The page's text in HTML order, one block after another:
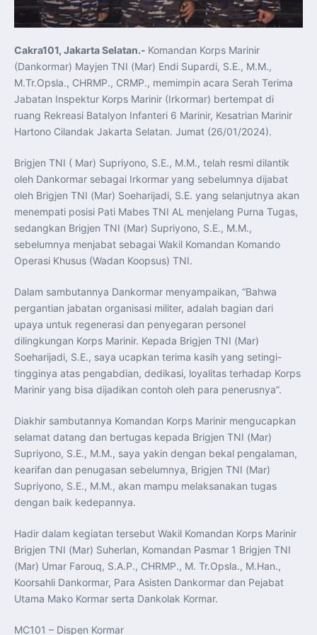
Koordinasi Jaga Stabilitas Keuangan dan Kepercayaan
Pasar
Presiden Prabowo Perkuat Sinergi Perguruan Tinggi dan
KASAL dan Panglima Armada Pasifik Rusia Resmi Buka
Latma ORRUDA 2026
T-50i Golden Eagle TNI AU Meriahkan Pitch Black Mindil
Beach Flying Display 2026
Indonesia dan Turki Sepakati Joint Action Plan 2026–
2027, Perkuat Pasar Kerja Inklusif hingga Transformasi
Balai Vokasi
TNI AU Tingkatkan Kemampuan Personel melalui
Pelatihan Signal Radio untuk Misi Pertahanan Udara dan
Radar
untuk Perkuat Daya Saing Industri Dalam Negeri
Mentan Amran Pacu Produksi Gula Nasional, Target
Swasembada Gula Putih Dua Tahun dan Tembus 3 Juta
Menlu Sugiono Tekankan Inovasi sebagai Kunci
Penguatan Kerja Sama Konkret ASEAN Plus Three
Latma ORRUDA 2026 di Vladivostok Perkuat Diplomasi
Maritim TNI AL dan Rusia
Latihan DACT di Exercise Pitch Black 2026 Tingkatkan
Kesiapan Tempur Penerbang TNI AU
Menlu Sugiono: “Kekuatan Ekonomi ASEAN-RRT Harus
Jaga Stabilitas Kawasan dan Dorong Pertumbuhan
Ekonomi
Presiden Prabowo Terima Direktur FBI, Indonesia dan AS
Perkuat Kerja Sama Repatriasi Artefak Budaya
Menteri PKP dan Ketua DEN Perkuat Kolaborasi
Teknologi, Data, dan Pembiayaan Demi Percepatan
Program 3 Juta Rumah
Pendaftaran MagangHub Angkatan II Batch 1 Dibuka
hingga 28 Juli 2026, Kesempatan Raih Pengalaman Kerja
dan Sertifikasi Kompetensi
KASAU Bekali 154 Perwira Remaja AAU 2026, Tekankan
Menlu Sugiono Dorong Kemitraan ASEAN–Inggris yang
Lebih Erat Hadapi Tantangan Global
Indonesia Dorong ASEAN dan Uni Eropa Perkuat
Stabilitas Global melalui Kemitraan Strategis
Menlu RI Dorong Kemitraan Ekonomi ASEAN–Korea
Selatan untuk Perkuat Ketahanan Kawasan
Kemitraan ASEAN–Kanada Perkuat Ketahanan Ekonomi,
Pangan, dan Energi Kawasan
ASEAN dan India Perkuat Ketahanan Kawasan lewat
Stabilitas dan Dukung Pertumbuhan Ekonomi
Kepala BGN Sudaryono Tegaskan Komitmen Perkuat
Transparansi dan Akuntabilitas Program Makan Bergizi
Gratis
Cakra101, Jakarta Selatan.- Komandan Korps Marinir
(Dankormar) Mayjen TNI (Mar) Endi Supardi, S.E., M.M.,
M.Tr.Opsla., CHRMP., CRMP., memimpin acara Serah Terima
Jabatan Inspektur Korps Marinir (Irkormar) bertempat di
ruang Rekreasi Batalyon Infanteri 6 Marinir, Kesatrian Marinir
Hartono Cilandak Jakarta Selatan. Jumat (26/01/2024).
Brigjen TNI ( Mar) Supriyono, S.E., M.M., telah resmi dilantik
oleh Dankormar sebagai Irkormar yang sebelumnya dijabat
oleh Brigjen TNI (Mar) Soeharijadi, S.E. yang selanjutnya akan
menempati posisi Pati Mabes TNI AL menjelang Purna Tugas,
sedangkan Brigjen TNI (Mar) Supriyono, S.E., M.M.,
sebelumnya menjabat sebagai Wakil Komandan Komando
Operasi Khusus (Wadan Koopsus) TNI.
Dalam sambutannya Dankormar menyampaikan, “Bahwa
pergantian jabatan organisasi militer, adalah bagian dari
upaya untuk regenerasi dan penyegaran personel
dilingkungan Korps Marinir. Kepada Brigjen TNI (Mar)
Soeharijadi, S.E., saya ucapkan terima kasih yang setingi-
tingginya atas pengabdian, dedikasi, loyalitas terhadap Korps
Marinir yang bisa dijadikan contoh oleh para penerusnya”.
Diakhir sambutannya Komandan Korps Marinir mengucapkan
selamat datang dan bertugas kepada Brigjen TNI (Mar)
Supriyono, S.E., M.M., saya yakin dengan bekal pengalaman,
kearifan dan penugasan sebelumnya, Brigjen TNI (Mar)
Supriyono, S.E., M.M., akan mampu melaksanakan tugas
dengan baik kedepannya.
Hadir dalam kegiatan tersebut Wakil Komandan Korps Marinir
Brigjen TNI (Mar) Suherlan, Komandan Pasmar 1 Brigjen TNI
(Mar) Umar Farouq, S.A.P., CHRMP., M. Tr.Opsla., M.Han.,
Koorsahli Dankormar, Para Asisten Dankormar dan Pejabat
Utama Mako Kormar serta Dankolak Kormar.
MC101 – Dispen Kormar